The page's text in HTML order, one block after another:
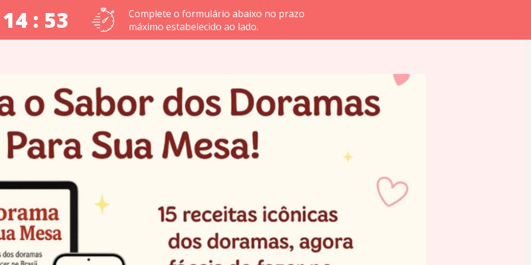
: 52
Complete o formulário abaixo no prazo
máximo estabelecido ao lado.